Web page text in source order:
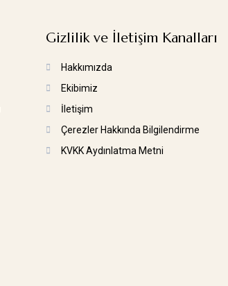
Gizlilik ve İletişim Kanalları
Hakkımızda
Ekibimiz
İletişim
Çerezler Hakkında Bilgilendirme
KVKK Aydınlatma Metni